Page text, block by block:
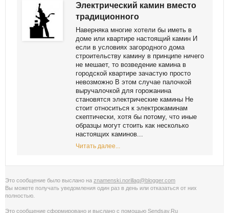
Электрический камин вместо
традиционного
Наверняка многие хотели бы иметь в
доме или квартире настоящий камин И
если в условиях загородного дома
строительству камину в принципе ничего
не мешает, то возведение камина в
городской квартире зачастую просто
невозможно В этом случае палочкой
выручалочкой для горожанина
становятся электрические камины Не
стоит относиться к электрокаминам
скептически, хотя бы потому, что иные
образцы могут стоить как несколько
настоящих каминов...
Читать далее...
Это сообщение было выслано на znamenski.norillag@blogger.com
Вы можете получать уведомления один раз в день или отказаться от них
полностью
Это сообщение сформировано и выслано с помощью Sendsay.Ru